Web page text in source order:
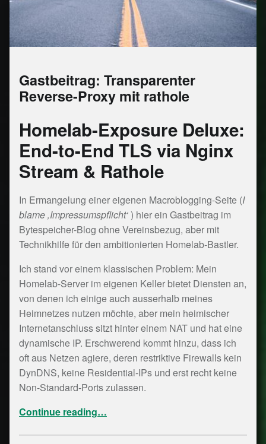
Gastbeitrag: Transparenter
Reverse-Proxy mit rathole
Homelab-Exposure Deluxe:
End-to-End TLS via Nginx
Stream & Rathole
In Ermangelung einer eigenen Macroblogging-Seite (I
blame ‚Impressumspflicht‘ ) hier ein Gastbeitrag im
Bytespeicher-Blog ohne Vereinsbezug, aber mit
Technikhilfe für den ambitionierten Homelab-Bastler.
Ich stand vor einem klassischen Problem: Mein
Homelab-Server im eigenen Keller bietet Diensten an,
von denen ich einige auch ausserhalb meines
Heimnetzes nutzen möchte, aber mein heimischer
Internetanschluss sitzt hinter einem NAT und hat eine
dynamische IP. Erschwerend kommt hinzu, dass ich
oft aus Netzen agiere, deren restriktive Firewalls kein
DynDNS, keine Residential-IPs und erst recht keine
Non-Standard-Ports zulassen.
Continue reading…